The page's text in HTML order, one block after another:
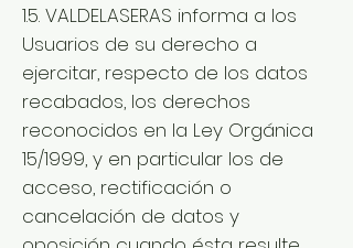
1.5. VALDELASERAS informa a los
Usuarios de su derecho a
ejercitar, respecto de los datos
recabados, los derechos
reconocidos en la Ley Orgánica
15/1999, y en particular los de
acceso, rectificación o
cancelación de datos y